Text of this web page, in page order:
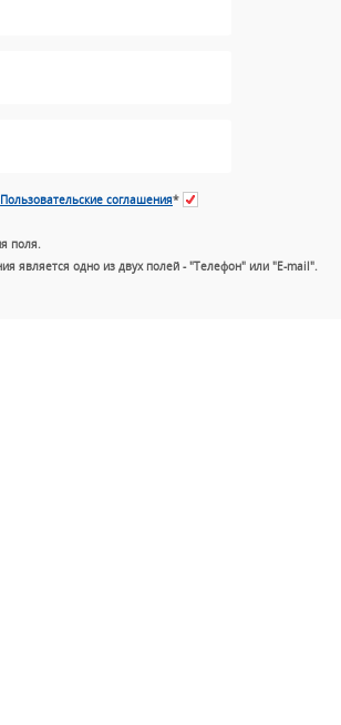
Пользовательские соглашения*
поля.
является одно из двух полей - "Телефон" или "E-mail".